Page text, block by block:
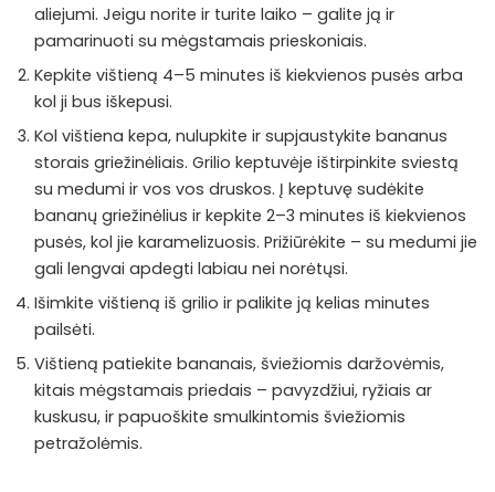
aliejumi. Jeigu norite ir turite laiko – galite ją ir
pamarinuoti su mėgstamais prieskoniais.
Kepkite vištieną 4–5 minutes iš kiekvienos pusės arba
kol ji bus iškepusi.
Kol vištiena kepa, nulupkite ir supjaustykite bananus
storais griežinėliais. Grilio keptuvėje ištirpinkite sviestą
su medumi ir vos vos druskos. Į keptuvę sudėkite
bananų griežinėlius ir kepkite 2–3 minutes iš kiekvienos
pusės, kol jie karamelizuosis. Prižiūrėkite – su medumi jie
gali lengvai apdegti labiau nei norėtųsi.
Išimkite vištieną iš grilio ir palikite ją kelias minutes
pailsėti.
Vištieną patiekite bananais, šviežiomis daržovėmis,
kitais mėgstamais priedais – pavyzdžiui, ryžiais ar
kuskusu, ir papuoškite smulkintomis šviežiomis
petražolėmis.